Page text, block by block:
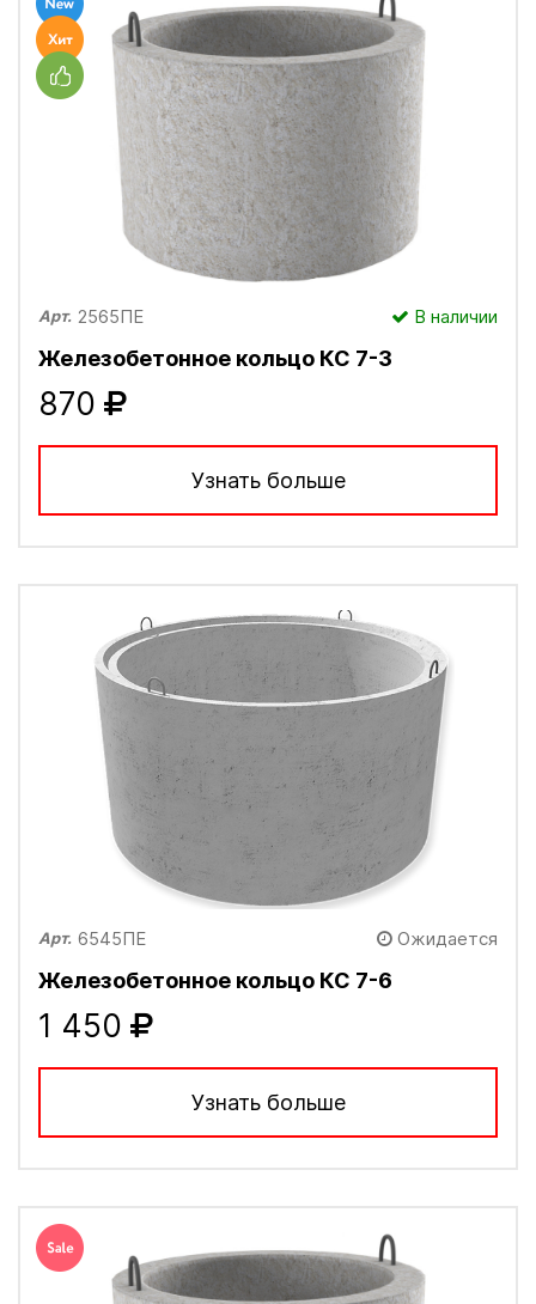
Арт. 2565ПЕ В наличии
Железобетонное кольцо КС 7-3
870
Узнать больше
Арт. 6545ПЕ Ожидается
Железобетонное кольцо КС 7-6
1 450
Узнать больше